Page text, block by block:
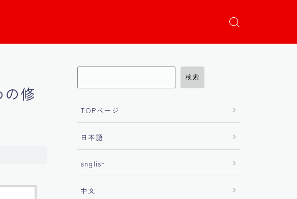
修
検索
TOPページ
日本語
english
中文